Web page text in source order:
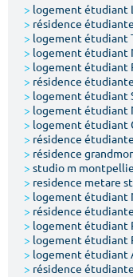
Type de location
Votre date
> logement étudiant
> résidence
> logement étudiant
> logement étudiant
> logement étudiant
> résidence
> logement étudiant
> logement étudiant
> logement étudiant
> résidence
> résidence
> studio m
> residence metare
> logement étudiant
> résidence
> logement étudiant
> logement étudiant
> logement étudiant
> résidence